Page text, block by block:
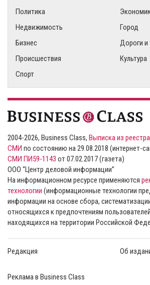
Политика
Недвижимость
Город
Бизнес
Дороги и
Происшествия
Культура
Спорт
2004-2026, Business Class, Выписка из
СМИ по состоянию на 29.08.2018 (интернет-
СМИ ПИ59-1143 от 07.02.2017 (газета)
ООО “Центр деловой информации”
На информационном ресурсе применяются
технологии (информационные технологии
информации на основе сбора,
относящихся к предпочтениям
находящихся на территории Российской
Редакция Об
Реклама в Business Class